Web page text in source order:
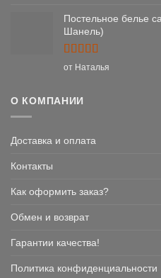
Постельное белье
Шанель)
Оценка5
от Наталья
О КОМПАНИИ
Доставка и оплата
Контакты
Как оформить заказ?
Обмен и возврат
Гарантии качества!
Политика конфиденциальности